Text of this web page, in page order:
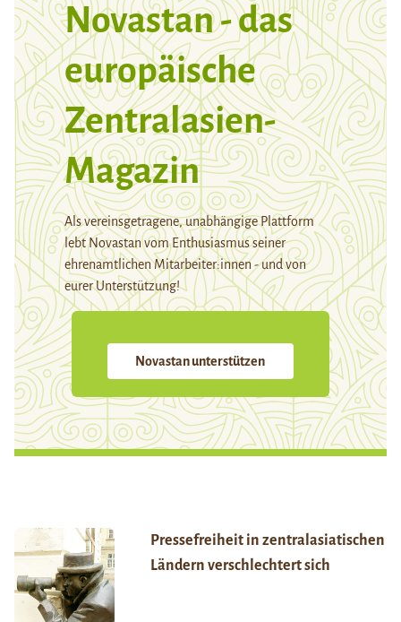
Novastan - das
europäische
Zentralasien-
Magazin
Als vereinsgetragene, unabhängige Plattform
lebt Novastan vom Enthusiasmus seiner
ehrenamtlichen Mitarbeiter:innen - und von
eurer Unterstützung!
Novastan unterstützen
Pressefreiheit in zentralasiatischen
Ländern verschlechtert sich